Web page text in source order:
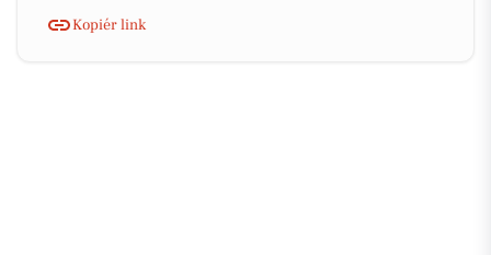
Kopiér link